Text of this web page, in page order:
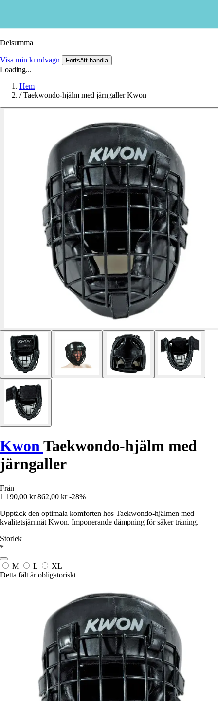
Delsumma
Visa min kundvagn Fortsätt handla
Loading...
Hem
/ Taekwondo-hjälm med järngaller Kwon
KwonTaekwondo-hjälm med
järngaller
Från
1 190,00 kr 862,00 kr -28%
Upptäck den optimala komforten hos Taekwondo-hjälmen med
kvalitetsjärnnät Kwon. Imponerande dämpning för säker träning.
Storlek
*
M L
XL
Detta fält är obligatoriskt